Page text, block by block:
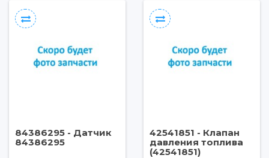
84386295 - Датчик
84386295
42541851 - Клапан
давления топлива
(42541851)